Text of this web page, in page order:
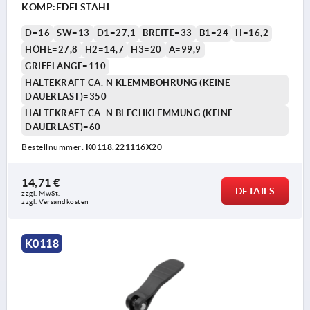
KOMP:EDELSTAHL
D=16 SW=13 D1=27,1 BREITE=33 B1=24
H=16,2
HÖHE=27,8
H2=14,7 H3=20
A=99,9
GRIFFLÄNGE=110
HALTEKRAFT CA. N KLEMMBOHRUNG (KEINE
DAUERLAST)=350
HALTEKRAFT CA. N BLECHKLEMMUNG (KEINE
DAUERLAST)=60
Bestellnummer: K0118.221116X20
14,71 €
zzgl. MwSt.
zzgl. Versandkosten
DETAILS
K0118